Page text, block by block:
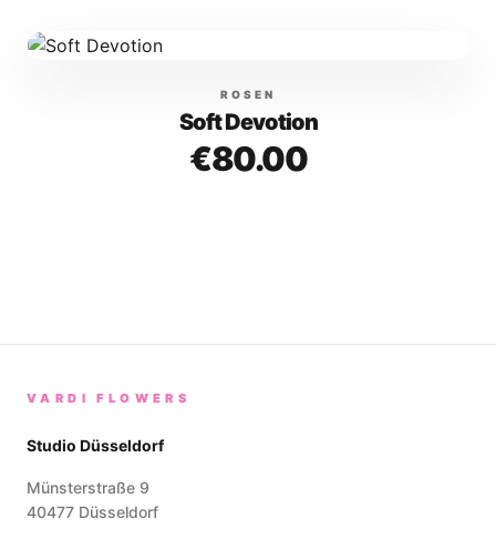
ROSEN
Soft Devotion
€80.00
VARDI FLOWERS
Studio Düsseldorf
Münsterstraße 9
40477 Düsseldorf